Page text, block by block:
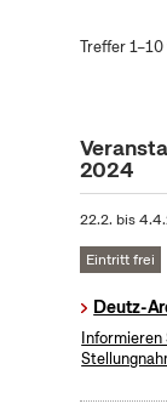
Treffer
2024
22.2. bis
Eintritt frei
Deutz-
Informieren